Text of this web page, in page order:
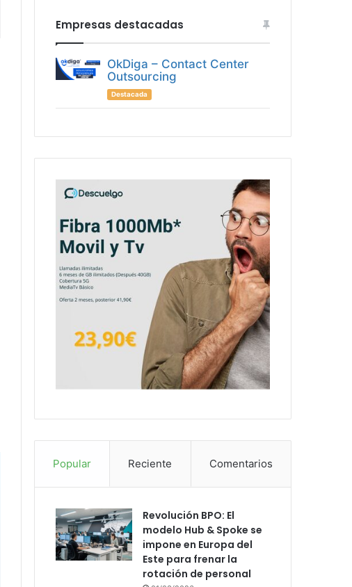
Empresas destacadas
OkDiga – Contact Center
Outsourcing
Destacada
Popular Reciente Comentarios
Revolución BPO: El
modelo Hub & Spoke se
impone en Europa del
Este para frenar la
rotación de personal